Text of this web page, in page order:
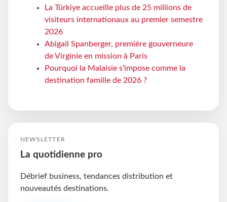
La Türkiye accueille plus de 25 millions de
visiteurs internationaux au premier semestre
2026
Abigail Spanberger, première gouverneure
de Virginie en mission à Paris
Pourquoi la Malaisie s'impose comme la
destination famille de 2026 ?
NEWSLETTER
La quotidienne pro
Débrief business, tendances distribution et
nouveautés destinations.